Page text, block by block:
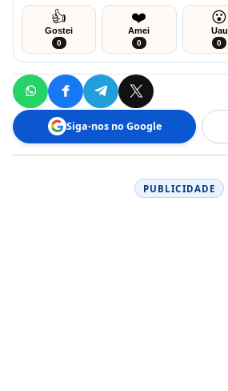
👍
Gostei
0
❤️
Amei
0
😮
Uau
0
Siga-nos no Google
PUBLICIDADE